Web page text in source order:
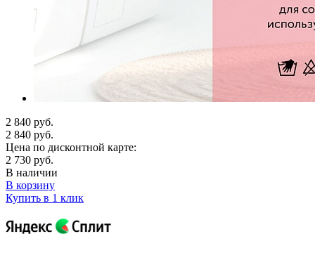
2 840 руб.
2 840 руб.
Цена по дисконтной карте:
2 730 руб.
В наличии
В корзину
Купить в 1 клик